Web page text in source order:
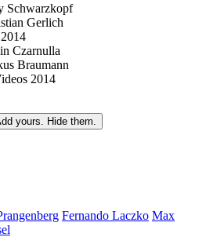
Schwarzkopf
Gerlich
Czarnulla
Braumann
2014
yours. Hide them.
Fernando Laczko Max